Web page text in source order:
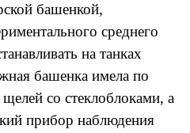
башенкой,
среднего
на танках
башенка имела по
со стеклоблоками, а
прибор наблюдения